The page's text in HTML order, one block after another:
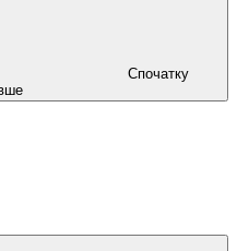
Спочатку